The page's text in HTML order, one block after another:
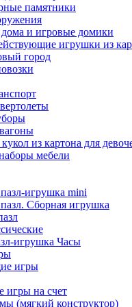
памятники
и игровые домики
игрушки из
город
из картона для
мебели
игрушка mini
Сборная игрушка
игрушка Часы
игры
игры на счет
(мягкий конструктор)